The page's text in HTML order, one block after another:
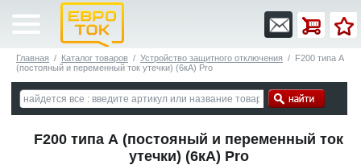
Главная / Каталог товаров / Устройство защитного отключения / F200 типа А
(постояный и переменный ток утечки) (6кА) Pro
F200 типа А (постояный и переменный ток
утечки) (6кА) Pro